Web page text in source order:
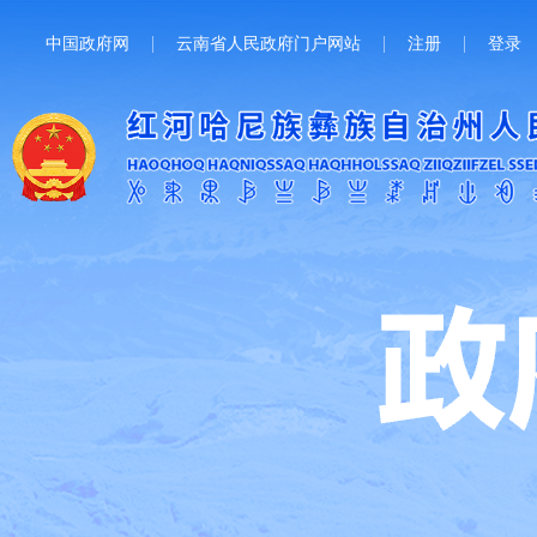
中国政府网 云南省人民政府门户网站 注册 登录